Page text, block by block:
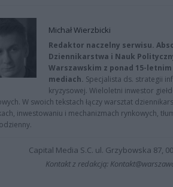
Michał Wierzbicki
Redaktor naczelny serwisu.
Dziennikarstwa i Nauk
Warszawskim z ponad 15-
mediach. Specjalista ds. strategii
kryzysowej. Wieloletni inwestor
W swoich tekstach łączy warsztat
inwestowaniu i mechanizmach rynkowych,
Capital Media S.C. ul. Grzybowska 87,
Kontakt z redakcją: